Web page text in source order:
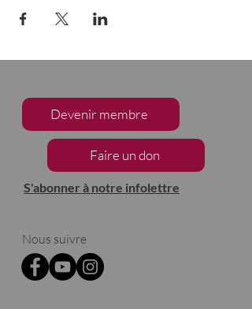
Devenir membre
Faire un don
S'abonner à notre infolettre
Nous suivre